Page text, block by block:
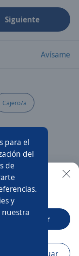
para el
del
de
y
nuestra
Siguiente
Avísame
Cajero/a
Valuador/a
comisionista
Asesor/a comercial
app
Abrir
Continuar